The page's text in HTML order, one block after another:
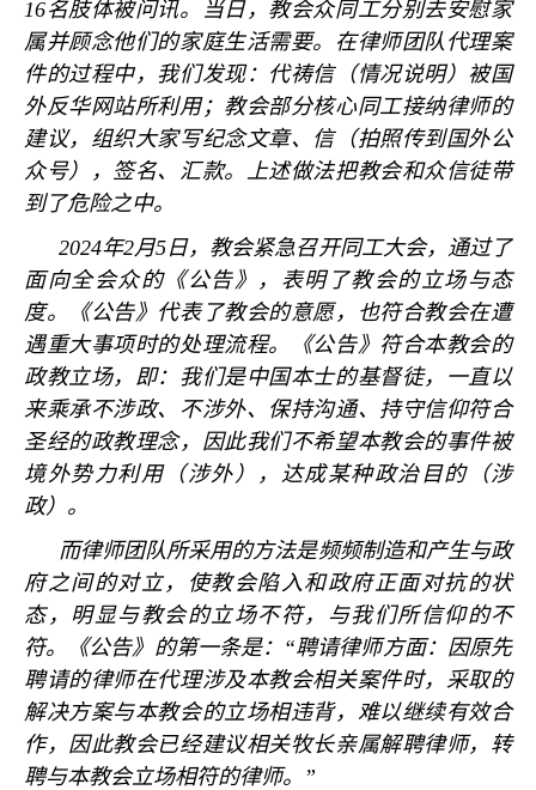
16名肢体被问讯。当日，教会众同工分别去安慰家
属并顾念他们的家庭生活需要。在律师团队代理案
件的过程中，我们发现：代祷信（情况说明）被国
外反华网站所利用；教会部分核心同工接纳律师的
建议，组织大家写纪念文章、信（拍照传到国外公
众号），签名、汇款。上述做法把教会和众信徒带
到了危险之中。
2024年2月5日，教会紧急召开同工大会，通过了
面向全会众的《公告》，表明了教会的立场与态
度。《公告》代表了教会的意愿，也符合教会在遭
遇重大事项时的处理流程。《公告》符合本教会的
政教立场，即：我们是中国本士的基督徒，一直以
来乘承不涉政、不涉外、保持沟通、持守信仰符合
圣经的政教理念，因此我们不希望本教会的事件被
境外势力利用（涉外），达成某种政治目的（涉
政）。
而律师团队所采用的方法是频频制造和产生与政
府之间的对立，使教会陷入和政府正面对抗的状
态，明显与教会的立场不符，与我们所信仰的不
符。《公告》的第一条是： “聘请律师方面：因原先
聘请的律师在代理涉及本教会相关案件时，采取的
解决方案与本教会的立场相违背，难以继续有效合
作，因此教会已经建议相关牧长亲属解聘律师，转
聘与本教会立场相符的律师。 ”